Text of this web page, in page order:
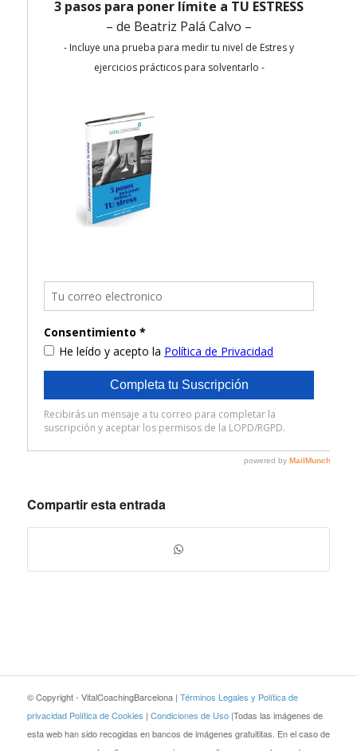
Compartir esta entrada
© Copyright - VitalCoachingBarcelona | Términos Legales y Política de
privacidad Política de Cookies | Condiciones de Uso |Todas las imágenes de
esta web han sido recogidas en bancos de imágenes gratuititas. En el caso de